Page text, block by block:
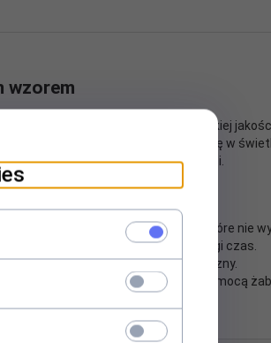
wzorem
stylowa dekoracja wykonana z wysokiej
wzór, który delikatnie mieni się w
w salonie, sypialni, jak i jadalni.
i naturalnie wyglądające fale, które nie
swój nienaganny wygląd przez długi czas.
glamour, nowoczesny oraz klasyczny.
(tunel) lub tradycyjnie za pomocą